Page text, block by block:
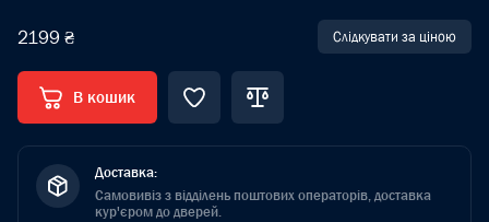
2199 ₴ Слідкувати за ціною
В кошик
Доставка:
Самовивіз з відділень поштових операторів, доставка
кур'єром до дверей.